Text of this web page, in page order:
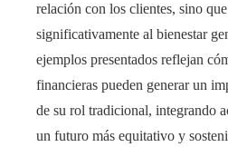
relación con los clientes, sino
significativamente al bienestar
ejemplos presentados reflejan
financieras pueden generar un
de su rol tradicional, integrando
un futuro más equitativo y